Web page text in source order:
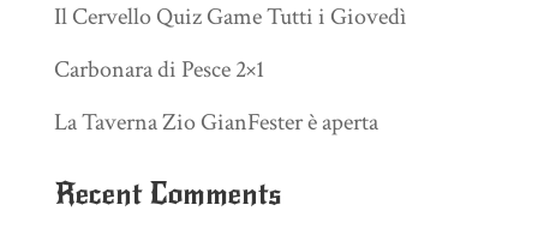
Il Cervello Quiz Game Tutti i Giovedì
Carbonara di Pesce 2×1
La Taverna Zio GianFester è aperta
Recent Comments